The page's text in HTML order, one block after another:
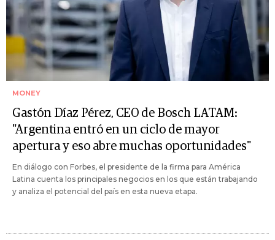
MONEY
Gastón Díaz Pérez, CEO de Bosch LATAM:
"Argentina entró en un ciclo de mayor
apertura y eso abre muchas oportunidades"
En diálogo con Forbes, el presidente de la firma para América
Latina cuenta los principales negocios en los que están trabajando
y analiza el potencial del país en esta nueva etapa.